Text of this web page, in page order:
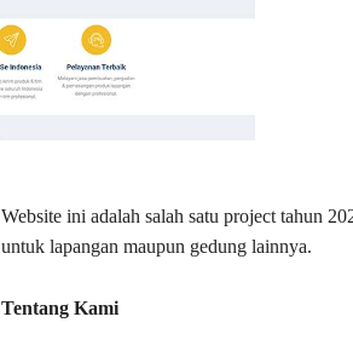
Website ini adalah salah satu project tahun
untuk lapangan maupun gedung lainnya.
Tentang Kami